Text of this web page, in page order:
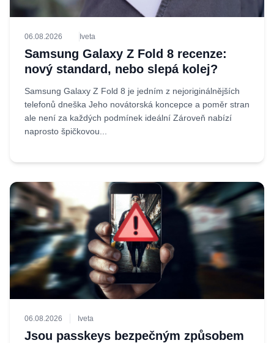
06.08.2026 Iveta
Samsung Galaxy Z Fold 8 recenze:
nový standard, nebo slepá kolej?
Samsung Galaxy Z Fold 8 je jedním z nejoriginálnějších
telefonů dneška Jeho novátorská koncepce a poměr stran
ale není za každých podmínek ideální Zároveň nabízí
naprosto špičkovou...
06.08.2026 Iveta
Jsou passkeys bezpečným způsobem